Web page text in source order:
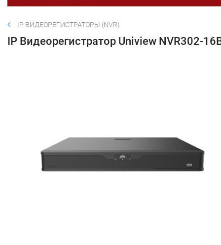
IP ВИДЕОРЕГИСТРАТОРЫ (NVR)
IP Видеорегистратор Uniview NVR302-